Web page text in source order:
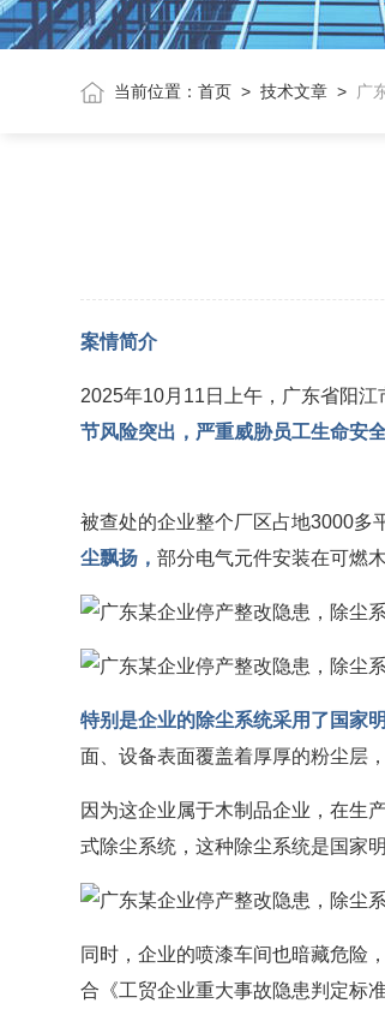
当前位置：首页 >技术文章 > 广
案情简介
2025年10月11日上午，广东省阳
节风险突出，严重威胁员工生命安
被查处的企业整个厂区占地3000多
尘飘扬，部分电气元件安装在可燃
特别是企业的除尘系统采用了国家
面、设备表面覆盖着厚厚的粉尘层
因为这企业属于木制品企业，在生
式除尘系统，这种除尘系统是国家
同时，企业的喷漆车间也暗藏危险
合《工贸企业重大事故隐患判定标